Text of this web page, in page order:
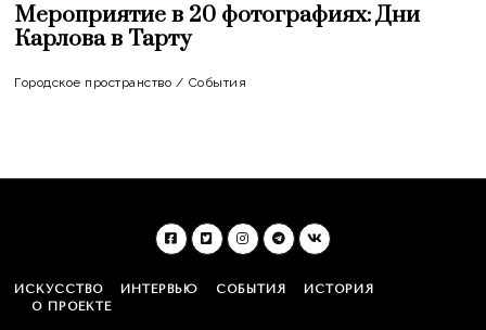
Мероприятие в 20 фотографиях: Дни
Карлова в Тарту
Городское пространство / События
ИСКУССТВО ИНТЕРВЬЮ СОБЫТИЯ
ИСТОРИЯ
О ПРОЕКТЕ